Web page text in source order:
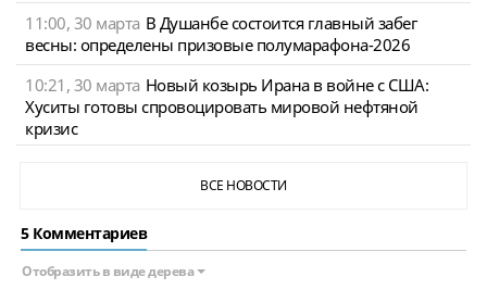
11:00, 30 марта В Душанбе состоится главный забег
весны: определены призовые полумарафона-2026
10:21, 30 марта Новый козырь Ирана в войне с США:
Хуситы готовы спровоцировать мировой нефтяной
кризис
ВСЕ НОВОСТИ
5 Комментариев
Отобразить в виде дерева